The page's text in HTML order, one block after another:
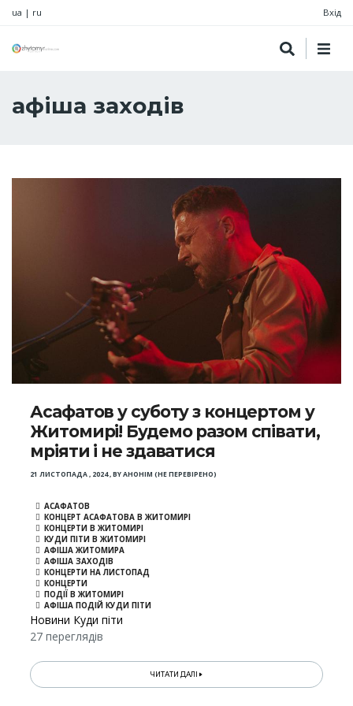
ua | ru Вхід
афіша заходів
Асафатов у суботу з концертом у
Житомирі! Будемо разом співати,
мріяти і не здаватися
21 ЛИСТОПАДА , 2024,BYАНОНІМ (НЕ ПЕРЕВІРЕНО)
АСАФАТОВ
КОНЦЕРТ АСАФАТОВА В ЖИТОМИРІ
КОНЦЕРТИ В ЖИТОМИРІ
КУДИ ПІТИ В ЖИТОМИРІ
АФІША ЖИТОМИРА
АФІША ЗАХОДІВ
КОНЦЕРТИ НА ЛИСТОПАД
КОНЦЕРТИ
ПОДІЇ В ЖИТОМИРІ
АФІША ПОДІЙ КУДИ ПІТИ
Новини Куди піти
27 переглядів
ЧИТАТИ ДАЛІ